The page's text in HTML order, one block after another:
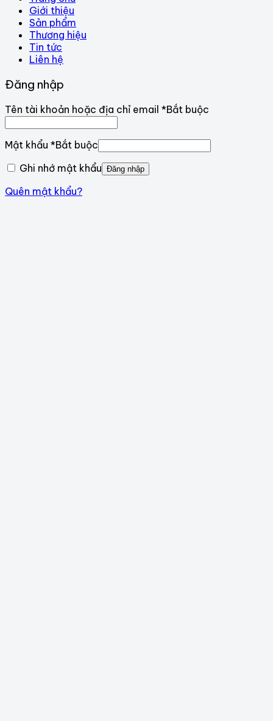
Giới thiệu
Sản phẩm
Thương hiệu
Tin tức
Liên hệ
Đăng nhập
Tên tài khoản hoặc địa chỉ email *Bắt buộc
Mật khẩu *Bắt buộc
Ghi nhớ mật khẩu Đăng nhập
Quên mật khẩu?